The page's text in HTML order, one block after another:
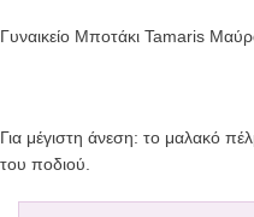
Γυναικείο Μποτάκι Tamaris
Για μέγιστη άνεση: το μαλακό
του ποδιού.